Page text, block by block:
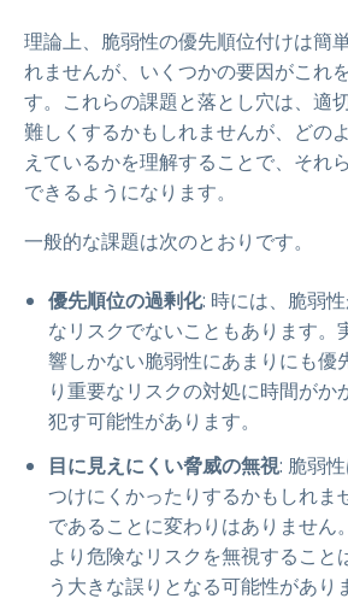
理論上、脆弱性の優先順位付けは簡
れませんが、いくつかの要因がこれ
す。これらの課題と落とし穴は、適
難しくするかもしれませんが、どの
えているかを理解することで、それ
できるようになります。
一般的な課題は次のとおりです。
優先順位の過剰化: 時には、脆弱
なリスクでないこともあります。
響しかない脆弱性にあまりにも優
り重要なリスクの対処に時間がか
犯す可能性があります。
目に見えにくい脅威の無視: 脆弱
つけにくかったりするかもしれま
であることに変わりはありません
より危険なリスクを無視すること
う大きな誤りとなる可能性があり